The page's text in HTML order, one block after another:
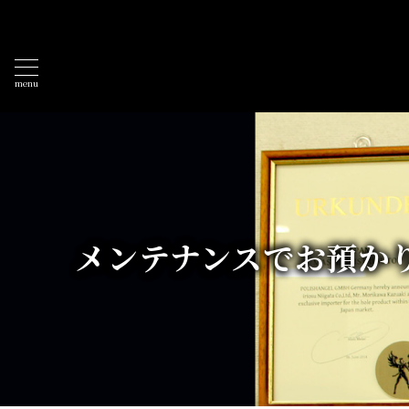
menu
メンテナンスでお預か